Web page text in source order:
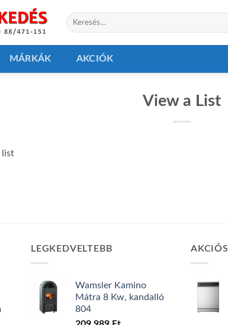
Keresés
a
MÁRKÁK AKCIÓK
View a List
list
LEGKEDVELTEBB
Wamsler Kamino
Mátra 8 Kw, kandalló
804
AKCIÓS